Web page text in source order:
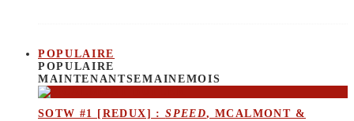
POPULAIRE
POPULAIRE
MAINTENANTSEMAINEMOIS
SOTW #1 [REDUX] :SPEED, MCALMONT &